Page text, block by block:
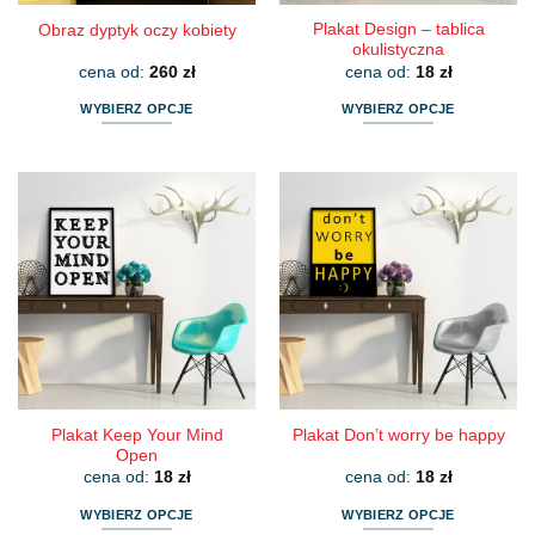
Obraz dyptyk oczy kobiety
cena od: 260 zł
WYBIERZ OPCJE
wiele
wariantów.
Opcje
można
wybrać
na
stronie
produktu
Plakat Design – tablica
okulistyczna
cena od: 18 zł
WYBIERZ OPCJE
wiele
wariantów.
Opcje
można
wybrać
na
stronie
produktu
Plakat Keep Your Mind
Open
cena od: 18 zł
WYBIERZ OPCJE
Plakat Don’t worry be happy
cena od: 18 zł
WYBIERZ OPCJE